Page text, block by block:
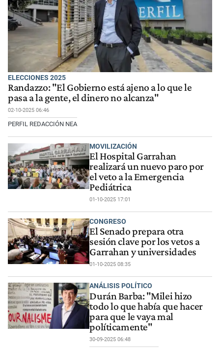
ELECCIONES 2025
Randazzo: "El Gobierno está ajeno a lo que le
pasa a la gente, el dinero no alcanza"
02-10-2025 06:46
PERFIL REDACCIÓN NEA
MOVILIZACIÓN
El Hospital Garrahan
realizará un nuevo paro por
el veto a la Emergencia
Pediátrica
01-10-2025 17:01
CONGRESO
El Senado prepara otra
sesión clave por los vetos a
Garrahan y universidades
01-10-2025 08:35
ANÁLISIS POLÍTICO
Durán Barba: "Milei hizo
todo lo que había que hacer
para que le vaya mal
políticamente"
30-09-2025 06:48